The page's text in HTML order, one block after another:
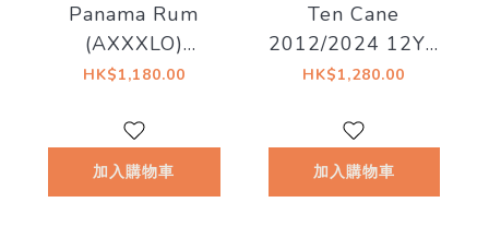
Panama Rum
(AXXXLO)
2006/2021 15YO
Drinkers lounge
HK$1,180.00
加入購物車
Ten Cane
2012/2024 12YO
Refill Rum Cask
Concerto - Recital
8.1
HK$1,280.00
加入購物車